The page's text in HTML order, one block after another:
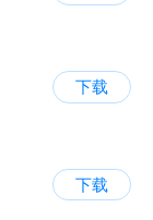
下载
下载